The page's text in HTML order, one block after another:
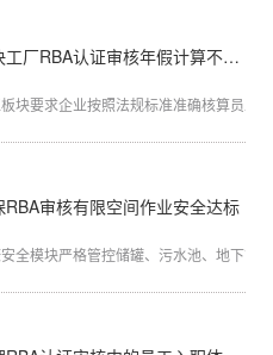
深圳创思维企业解决工厂RBA认证审核年假计算不准确
块要求企业按照法规标准准确核算员工
审核有限空间作业安全达标
全模块严格管控储罐、污水池、地下管